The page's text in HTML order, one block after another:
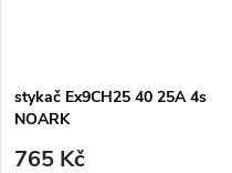
stykač Ex9CH25 40 25A 4s
NOARK
765 Kč